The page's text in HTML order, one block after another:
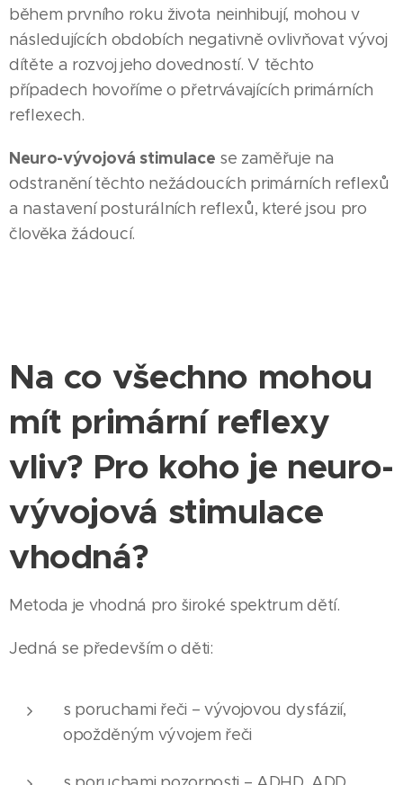
během prvního roku života neinhibují, mohou v
následujících obdobích negativně ovlivňovat vývoj
dítěte a rozvoj jeho dovedností. V těchto
případech hovoříme o přetrvávajících primárních
reflexech.
Neuro-vývojová stimulace se zaměřuje na
odstranění těchto nežádoucích primárních reflexů
a nastavení posturálních reflexů, které jsou pro
člověka žádoucí.
Na co všechno mohou
mít primární reflexy
vliv? Pro koho je neuro-
vývojová stimulace
vhodná?
Metoda je vhodná pro široké spektrum dětí.
Jedná se především o děti:
s poruchami řeči – vývojovou dysfázií,
opožděným vývojem řeči